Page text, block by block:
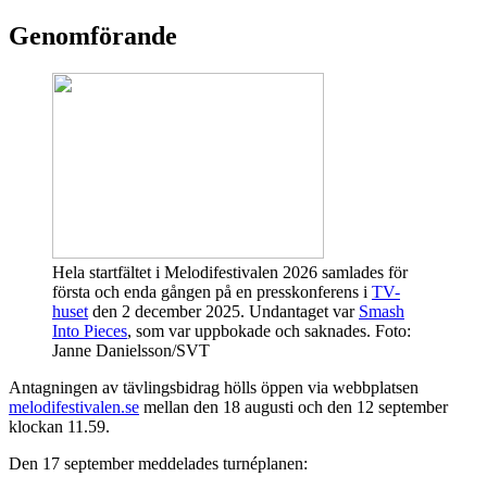
Genomförande
Hela startfältet i Melodifestivalen 2026 samlades för
första och enda gången på en presskonferens i TV-
huset den 2 december 2025. Undantaget var Smash
Into Pieces, som var uppbokade och saknades. Foto:
Janne Danielsson/SVT
Antagningen av tävlingsbidrag hölls öppen via webbplatsen
melodifestivalen.se mellan den 18 augusti och den 12 september
klockan 11.59.
Den 17 september meddelades turnéplanen: